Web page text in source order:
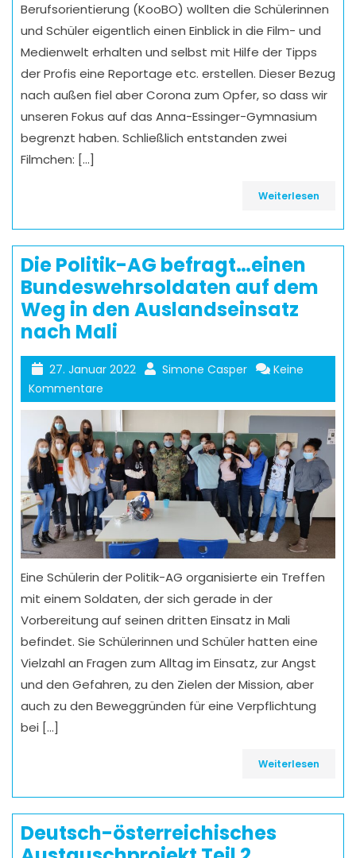
Berufsorientierung (KooBO) wollten die Schülerinnen
und Schüler eigentlich einen Einblick in die Film- und
Medienwelt erhalten und selbst mit Hilfe der Tipps
der Profis eine Reportage etc. erstellen. Dieser Bezug
nach außen fiel aber Corona zum Opfer, so dass wir
unseren Fokus auf das Anna-Essinger-Gymnasium
begrenzt haben. Schließlich entstanden zwei
Filmchen: […]
Weiterlesen
Die Politik-AG befragt…einen
Bundeswehrsoldaten auf dem
Weg in den Auslandseinsatz
nach Mali
27. Januar 2022 Simone Casper
Keine
Kommentare
Eine Schülerin der Politik-AG organisierte ein Treffen
mit einem Soldaten, der sich gerade in der
Vorbereitung auf seinen dritten Einsatz in Mali
befindet. Sie Schülerinnen und Schüler hatten eine
Vielzahl an Fragen zum Alltag im Einsatz, zur Angst
und den Gefahren, zu den Zielen der Mission, aber
auch zu den Beweggründen für eine Verpflichtung
bei […]
Weiterlesen
Deutsch-österreichisches